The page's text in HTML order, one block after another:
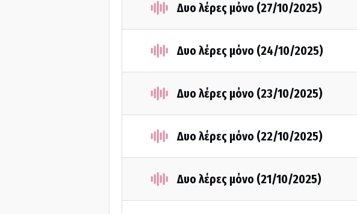
Δυο λέρες μόνο (27/10/2025)
Δυο λέρες μόνο (24/10/2025)
Δυο λέρες μόνο (23/10/2025)
Δυο λέρες μόνο (22/10/2025)
Δυο λέρες μόνο (21/10/2025)